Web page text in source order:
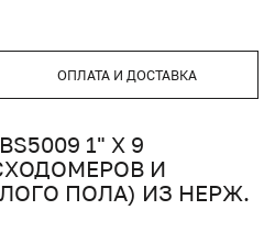
ОПЛАТА И ДОСТАВКА
1" Х 9
И
ПОЛА) ИЗ НЕРЖ.